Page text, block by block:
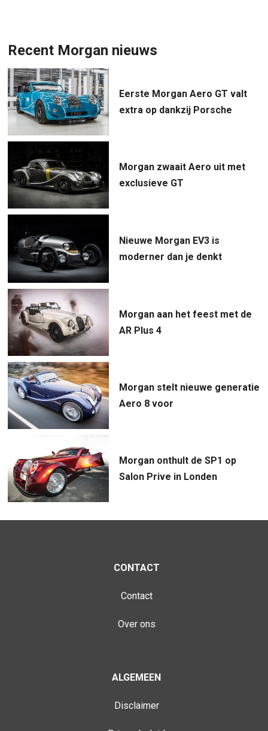
Recent Morgan nieuws
Eerste Morgan Aero GT valt
extra op dankzij Porsche
Morgan zwaait Aero uit met
exclusieve GT
Nieuwe Morgan EV3 is
moderner dan je denkt
Morgan aan het feest met de
AR Plus 4
Morgan stelt nieuwe generatie
Aero 8 voor
Morgan onthult de SP1 op
Salon Prive in Londen
CONTACT
Contact
Over ons
ALGEMEEN
Disclaimer